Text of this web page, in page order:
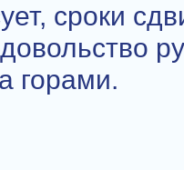
сроки
горами.